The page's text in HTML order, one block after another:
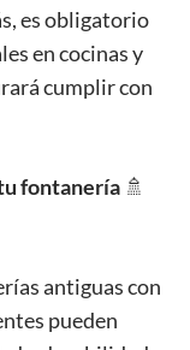
es obligatorio
en cocinas y
cumplir con
fontanería 🚿
antiguas con
pueden